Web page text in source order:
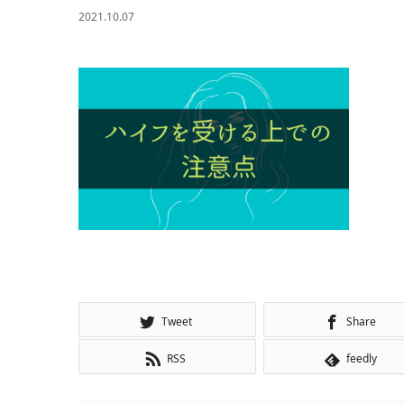
2021.10.07
Tweet Share
RSS feedly